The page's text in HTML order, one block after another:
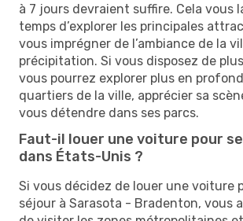
à 7 jours devraient suffire. Cela vous
temps d’explorer les principales
vous imprégner de l’ambiance de la
précipitation. Si vous disposez de
vous pourrez explorer plus en
quartiers de la ville, apprécier sa
vous détendre dans ses parcs.
Faut-il louer une voiture pour
dans États-Unis ?
Si vous décidez de louer une voiture
séjour à Sarasota - Bradenton, vous